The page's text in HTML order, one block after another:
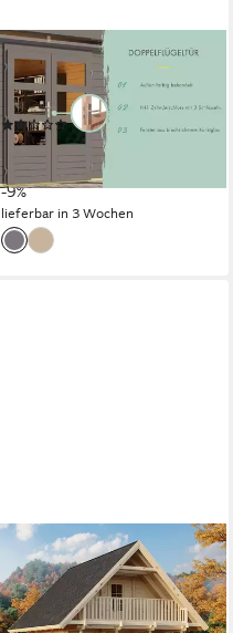
KONIFERA
Gartenhaus Pinaki 6, BxT:
302x306 cm
(1)
2.592,99 € UVP
75,28 €
mtl. in 48 Raten
-9%
lieferbar in 3 Wochen